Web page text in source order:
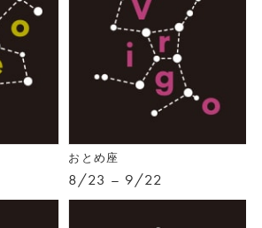
おとめ座
8/23 – 9/22